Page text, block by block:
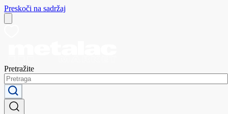
Preskoči na sadržaj
Pretražite